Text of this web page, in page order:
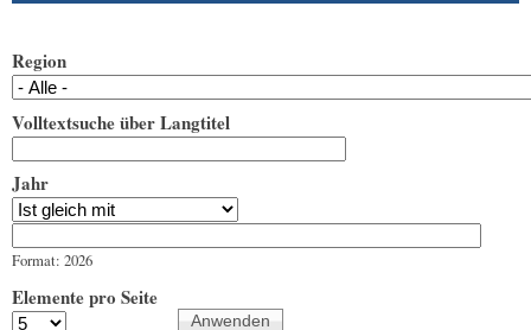
Region
Volltextsuche über Langtitel
Jahr
Format: 2026
Elemente pro Seite